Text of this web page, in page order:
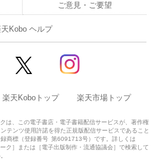
ご意見・ご要望
Kobo ヘルプ
楽天Koboトップ 楽天市場トップ
は、この電子書店・電子書籍配信サービスが、著作権
テンツ使用許諾を得た正規版配信サービスであること
録商標（登録番号 第6091713号）です。詳しくは
ーク］または［電子出版制作・流通協議会］で検索して